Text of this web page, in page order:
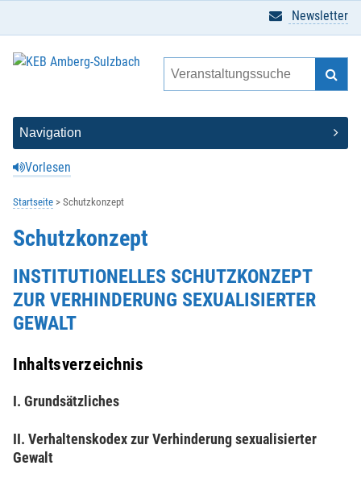
Vorlesen
Newsletter
Startseite Schutzkonzept
Schutzkonzept
INSTITUTIONELLES SCHUTZKONZEPT
ZUR VERHINDERUNG SEXUALISIERTER
GEWALT
Inhaltsverzeichnis
I. Grundsätzliches
II. Verhaltenskodex zur Verhinderung sexualisierter
Gewalt